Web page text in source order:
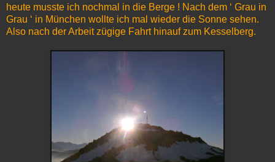
heute musste ich nochmal in die Berge ! Nach dem ‘ Grau in
Grau ‘ in München wollte ich mal wieder die Sonne sehen.
Also nach der Arbeit zügige Fahrt hinauf zum Kesselberg.